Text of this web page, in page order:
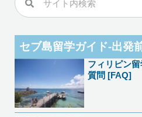
セブ島留学ガイド-出発
フィリピン
質問 [FAQ]